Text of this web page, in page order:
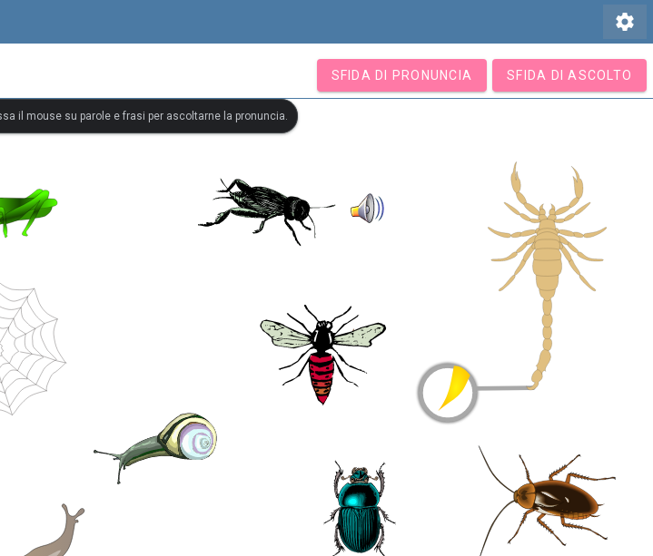
settings
SFIDA DI PRONUNCIA SFIDA DI ASCOLTO
il mouse su parole e frasi per ascoltarne la pronuncia.